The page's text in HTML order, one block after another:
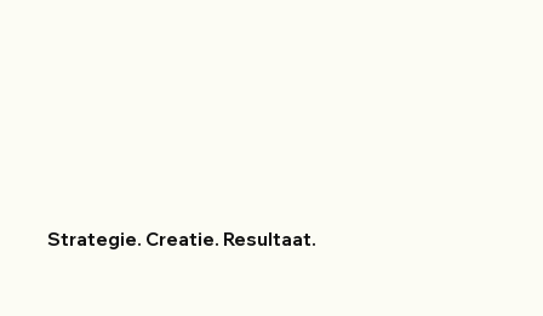
Strategie. Creatie. Resultaat.